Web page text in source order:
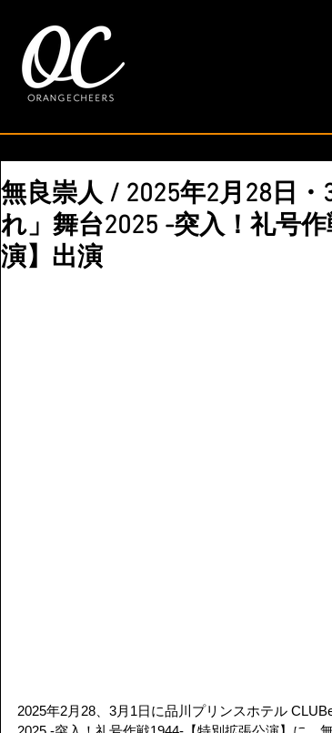
無良崇人 / 2025年2月28日・
れ」舞台2025 -突入！礼号
演】出演
2025年2月28、3月1日に品川プリンスホテル